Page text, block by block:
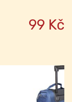
99 Kč